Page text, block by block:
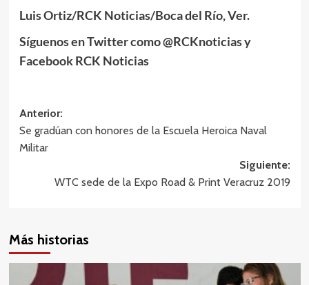
Luis Ortiz/RCK Noticias/Boca del Río, Ver.
Síguenos en Twitter como @RCKnoticias y
Facebook RCK Noticias
Navegación
de
Anterior:
Se gradúan con honores de la Escuela Heroica Naval
Militar
Siguiente:
WTC sede de la Expo Road & Print Veracruz 2019
Más historias